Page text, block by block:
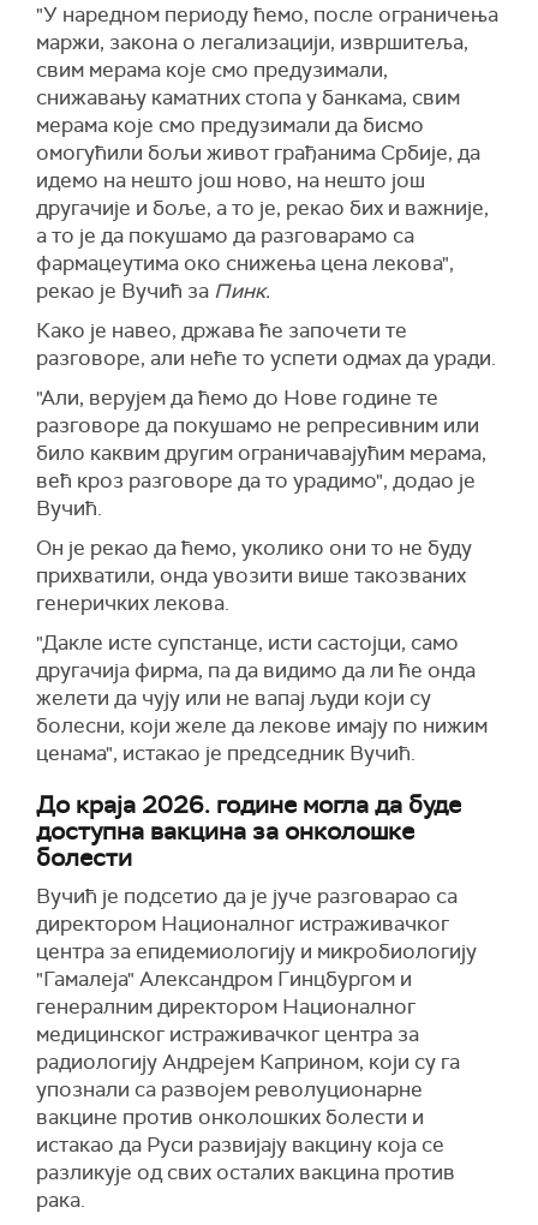
"У наредном периоду ћемо, после ограничења
маржи, закона о легализацији, извршитеља,
свим мерама које смо предузимали,
снижавању каматних стопа у банкама, свим
мерама које смо предузимали да бисмо
омогућили бољи живот грађанима Србије, да
идемо на нешто још ново, на нешто још
другачије и боље, а то је, рекао бих и важније,
а то је да покушамо да разговарамо са
фармацеутима око снижења цена лекова",
рекао је Вучић за Пинк.
Како је навео, држава ће започети те
разговоре, али неће то успети одмах да уради.
"Али, верујем да ћемо до Нове године те
разговоре да покушамо не репресивним или
било каквим другим ограничавајућим мерама,
већ кроз разговоре да то урадимо", додао је
Вучић.
Он је рекао да ћемо, уколико они то не буду
прихватили, онда увозити више такозваних
генеричких лекова.
"Дакле исте супстанце, исти састојци, само
другачија фирма, па да видимо да ли ће онда
желети да чују или не вапај људи који су
болесни, који желе да лекове имају по нижим
ценама", истакао је председник Вучић.
До краја 2026. године могла да буде
доступна вакцина за онколошке
болести
Вучић је подсетио да је јуче разговарао са
директором Националног истраживачког
центра за епидемиологију и микробиологију
"Гамалеја" Александром Гинцбургом и
генералним директором Националног
медицинског истраживачког центра за
радиологију Андрејем Каприном, који су га
упознали са развојем револуционарне
вакцине против онколошких болести и
истакао да Руси развијају вакцину која се
разликује од свих осталих вакцина против
рака.